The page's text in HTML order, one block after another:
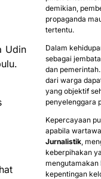
Udin
demikian,
propaganda
tertentu.
Dalam
sebagai
dan
dari warga
yang objektif
penyelenggara
Kepercayaan
apabila
Jurnalistik,
keberpihakan
kepentingan